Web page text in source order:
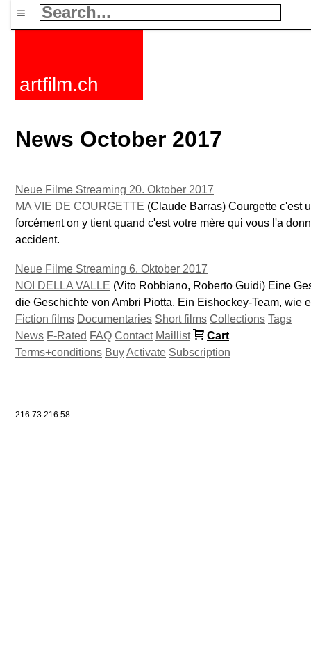
≡
artfilm.ch
News October 2017
Neue Filme Streaming 20. Oktober 2017
MA VIE DE COURGETTE (Claude Barras) Courgette c'est
forcément on y tient quand c'est votre mère qui vous l'a
accident.
Neue Filme Streaming 6. Oktober 2017
NOI DELLA VALLE (Vito Robbiano, Roberto Guidi) Eine
die Geschichte von Ambri Piotta. Ein Eishockey-Team, wie
Fiction films Documentaries Short films Collections Tags
News F-Rated FAQ Contact Maillist
Cart
Terms+conditions BuyActivate Subscription
216.73.216.58